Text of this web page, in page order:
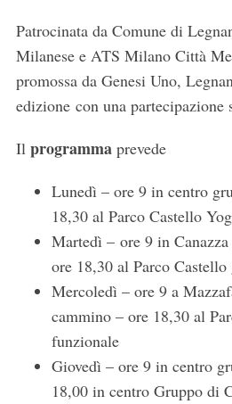
Patrocinata da Comune di
Milanese e ATS Milano Città
promossa da Genesi Uno,
edizione con una partecipazione
Il programmaprevede
Lunedì – ore 9 in centro
18,30 al Parco Castello
Martedì – ore 9 in
ore 18,30 al Parco
Mercoledì – ore 9 a
cammino – ore 18,30 al
funzionale
Giovedì – ore 9 in centro
18,00 in centro Gruppo di